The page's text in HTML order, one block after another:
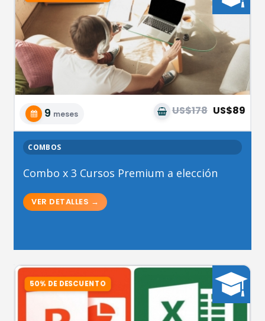
9 meses US$178 US$89
COMBOS
Combo x 3 Cursos Premium a elección